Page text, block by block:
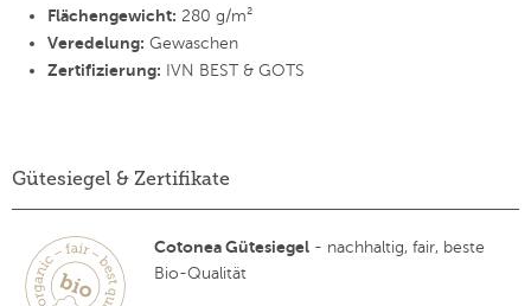
Flächengewicht: 280 g/m²
Veredelung: Gewaschen
Zertifizierung: IVN BEST & GOTS
Gütesiegel & Zertifikate
Cotonea Gütesiegel - nachhaltig, fair, beste
Bio-Qualität